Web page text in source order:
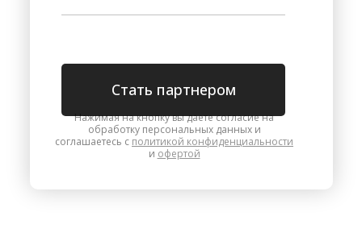
Стать партнером
Нажимая на кнопку вы даете согласие на
обработку персональных данных и
соглашаетесь с политикой конфиденциальности
и офертой